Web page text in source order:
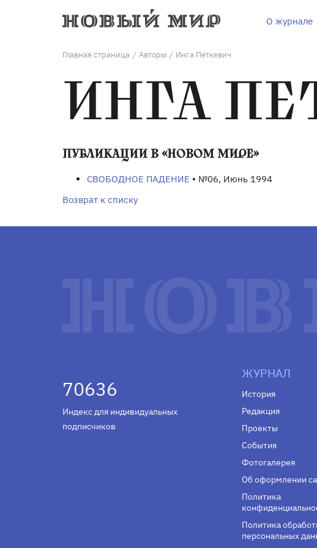
О журнале
Главная страница / Авторы / Инга Петкевич
ИНГА
ПУБЛИКАЦИИ В «НОВОМ МИРЕ»
СВОБОДНОЕ ПАДЕНИЕ • №06, Июнь 1994
Возврат к списку
70636
Индекс для индивидуальных
подписчиков
ЖУРНАЛ
История
Редакция
Проекты
События
Фотогалерея
Об оформлении
Политика
Политика
персональных